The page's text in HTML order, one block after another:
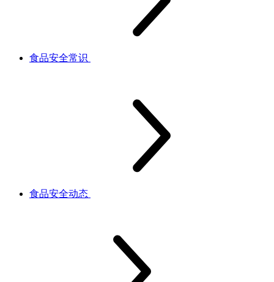
食品安全常识
食品安全动态